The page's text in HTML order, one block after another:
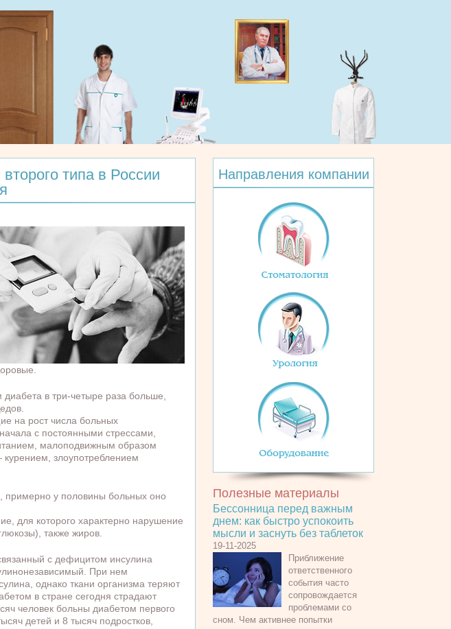
типа в России
в три-четыре раза больше,
на рост числа больных
с постоянными стрессами,
малоподвижным образом
злоупотреблением
примерно у половины больных оно
для которого характерно нарушение
также жиров.
с дефицитом инсулина
При нем
однако ткани организма теряют
в стране сегодня страдают
человек больны диабетом первого
детей и 8 тысяч подростков,
Направления компании
Полезные материалы
Бессонница перед важным
днем: как быстро успокоить
мысли и заснуть без таблеток
19-11-2025
Приближение
ответственного
события часто
сопровождается
проблемами со
сном. Чем активнее попытки